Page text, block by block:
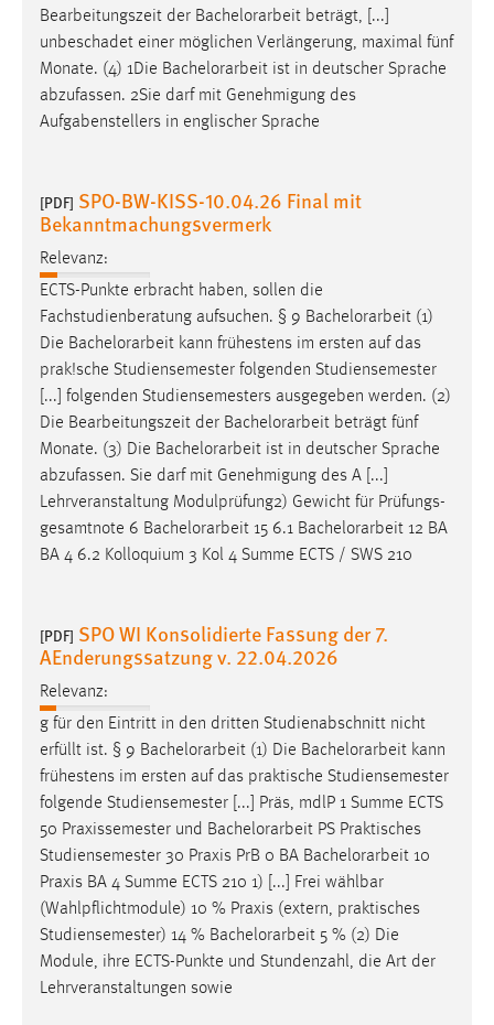
Bearbeitungszeit der Bachelorarbeit beträgt, [...]
unbeschadet einer möglichen Verlängerung, maximal fünf
Monate. (4) 1Die Bachelorarbeit ist in deutscher Sprache
abzufassen. 2Sie darf mit Genehmigung des
Aufgabenstellers in englischer Sprache
[PDF] SPO-BW-KISS-10.04.26 Final mit
Bekanntmachungsvermerk
Relevanz:
ECTS-Punkte erbracht haben, sollen die
Fachstudienberatung aufsuchen. § 9 Bachelorarbeit (1)
Die Bachelorarbeit kann frühestens im ersten auf das
prak!sche Studiensemester folgenden Studiensemester
[...] folgenden Studiensemesters ausgegeben werden. (2)
Die Bearbeitungszeit der Bachelorarbeit beträgt fünf
Monate. (3) Die Bachelorarbeit ist in deutscher Sprache
abzufassen. Sie darf mit Genehmigung des A [...]
Lehrveranstaltung Modulprüfung2) Gewicht für Prüfungs-
gesamtnote 6 Bachelorarbeit 15 6.1 Bachelorarbeit 12 BA
BA 4 6.2 Kolloquium 3 Kol 4 Summe ECTS / SWS 210
[PDF] SPO WI Konsolidierte Fassung der 7.
AEnderungssatzung v. 22.04.2026
Relevanz:
g für den Eintritt in den dritten Studienabschnitt nicht
erfüllt ist. § 9 Bachelorarbeit (1) Die Bachelorarbeit kann
frühestens im ersten auf das praktische Studiensemester
folgende Studiensemester [...] Präs, mdlP 1 Summe ECTS
50 Praxissemester und Bachelorarbeit PS Praktisches
Studiensemester 30 Praxis PrB 0 BA Bachelorarbeit 10
Praxis BA 4 Summe ECTS 210 1) [...] Frei wählbar
(Wahlpflichtmodule) 10 % Praxis (extern, praktisches
Studiensemester) 14 % Bachelorarbeit 5 % (2) Die
Module, ihre ECTS-Punkte und Stundenzahl, die Art der
Lehrveranstaltungen sowie